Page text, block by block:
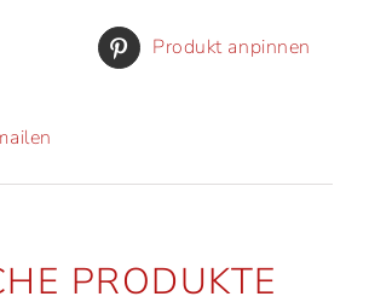
Produkt anpinnen
PRODUKTE